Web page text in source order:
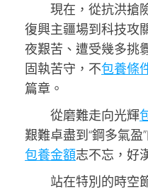
現在，從抗洪搶
復興主疆場到科技攻
夜艱苦、遭受幾多挑
固執苦守，不包養條
篇章。
從磨難走向光輝
艱難卓盡到“鋼多氣
包養金額志不忘，好
站在特別的時空